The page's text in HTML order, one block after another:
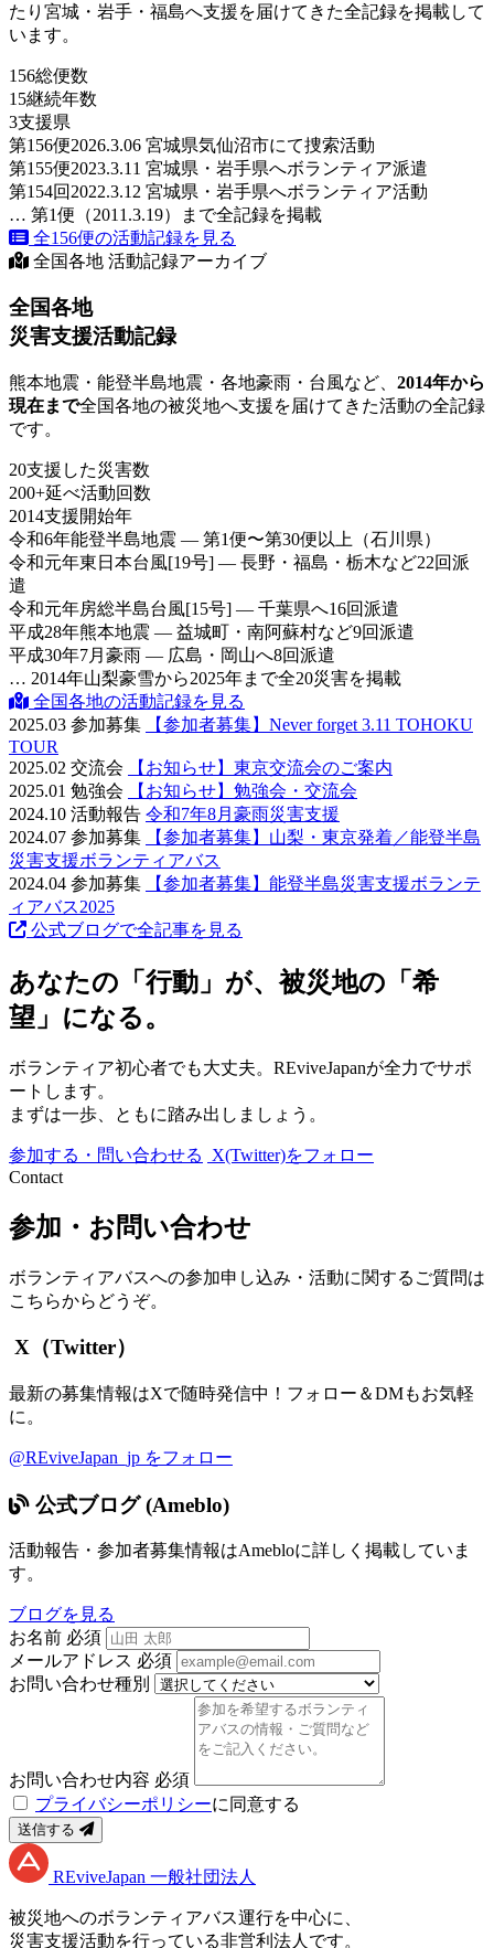
たり宮城・岩手・福島へ支援を届けてきた全記録を掲載して
います。
156総便数
15継続年数
3支援県
第156便2026.3.06 宮城県気仙沼市にて捜索活動
第155便2023.3.11 宮城県・岩手県へボランティア派遣
第154回 2022.3.12 宮城県・岩手県へボランティア活動
… 第1便（2011.3.19）まで全記録を掲載
全156便の活動記録を見る
全国各地 活動記録アーカイブ
全国各地
災害支援活動記録
熊本地震・能登半島地震・各地豪雨・台風など、 2014年から
現在まで全国各地の被災地へ支援を届けてきた活動の全記録
です。
20支援した災害数
200+延べ活動回数
2014支援開始年
令和6年能登半島地震 — 第1便〜第30便以上（石川県）
令和元年東日本台風[19号] — 長野・福島・栃木など22回派
遣
令和元年房総半島台風[15号] — 千葉県へ16回派遣
平成28年熊本地震 — 益城町・南阿蘇村など9回派遣
平成30年7月豪雨 — 広島・岡山へ8回派遣
… 2014年山梨豪雪から2025年まで全20災害を掲載
全国各地の活動記録を見る
2025.03 参加募集
【参加者募集】Never forget 3.11 TOHOKU
TOUR
2025.02 交流会
【お知らせ】東京交流会のご案内
2025.01 勉強会
【お知らせ】勉強会・交流会
2024.10 活動報告 令和7年8月豪雨災害支援
2024.07 参加募集
【参加者募集】山梨・東京発着／能登半島
災害支援ボランティアバス
2024.04 参加募集
【参加者募集】能登半島災害支援ボランテ
ィアバス2025
公式ブログで全記事を見る
あなたの「行動」が、被災地の「希
望」になる。
ボランティア初心者でも大丈夫。REviveJapanが全力でサポ
ートします。
まずは一歩、ともに踏み出しましょう。
参加する・問い合わせる
X(Twitter)をフォロー
Contact
参加・お問い合わせ
ボランティアバスへの参加申し込み・活動に関するご質問は
こちらからどうぞ。
X（Twitter）
最新の募集情報はXで随時発信中！フォロー＆DMもお気軽
に。
@REviveJapan_jp をフォロー
公式ブログ (Ameblo)
活動報告・参加者募集情報はAmebloに詳しく掲載していま
す。
ブログを見る
お名前 必須
メールアドレス 必須
お問い合わせ種別
お問い合わせ内容 必須
プライバシーポリシーに同意する
送信する
REviveJapan 一般社団法人
被災地へのボランティアバス運行を中心に、
災害支援活動を行っている非営利法人です。